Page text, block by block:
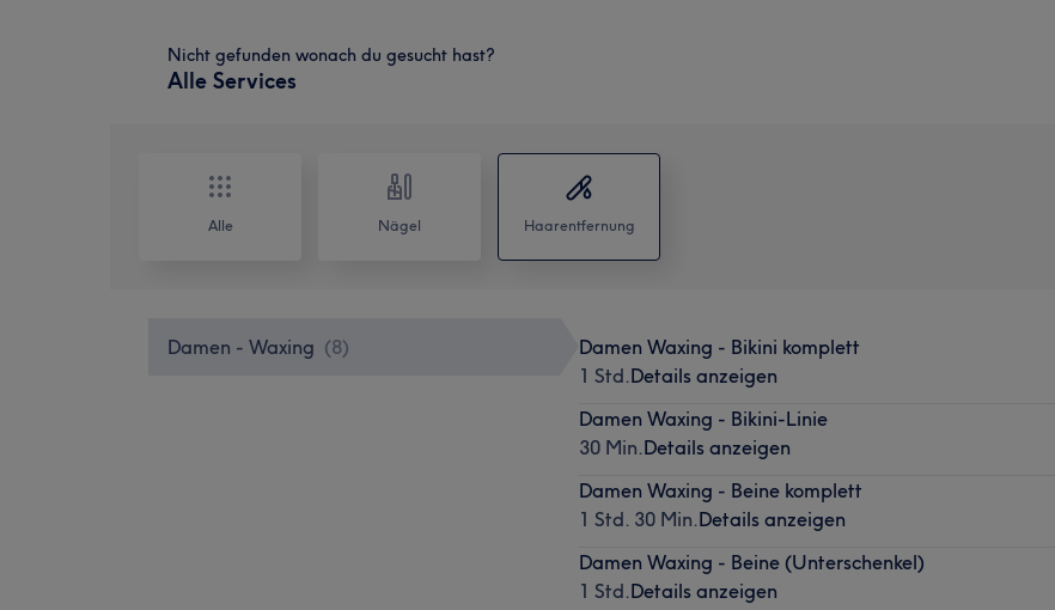
Nicht gefunden wonach du gesucht hast?
Alle Services
Alle Nägel Haarentfernung
Damen - Waxing (8)
Damen Waxing - Bikini komplett
1 Std.Details anzeigen
Damen Waxing - Bikini-Linie
30 Min.Details anzeigen
Damen Waxing - Beine komplett
1 Std. 30 Min.Details anzeigen
Damen Waxing - Beine (Unterschenkel)
1 Std.Details anzeigen